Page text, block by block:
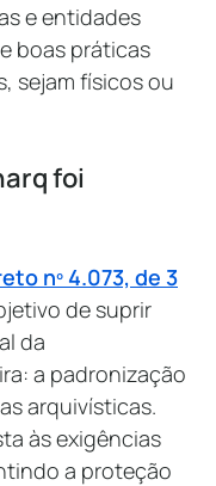
e entidades
boas práticas
sejam físicos ou
foi
nº 4.073, de 3
de suprir
da
a padronização
arquivísticas.
às exigências
a proteção